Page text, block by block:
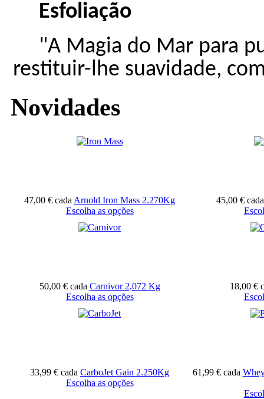
Esfoliação
"A Magia do Mar para
resttuir-lhe suavidade,
Novidades
47,00 € cada Arnold Iron Mass 2.270Kg
Escolha as opções
45,00 € cada
50,00 € cada Carnivor 2,072 Kg
Escolha as opções
18,00 €
33,99 € cada CarboJet Gain 2.250Kg
Escolha as opções
61,99 € cada